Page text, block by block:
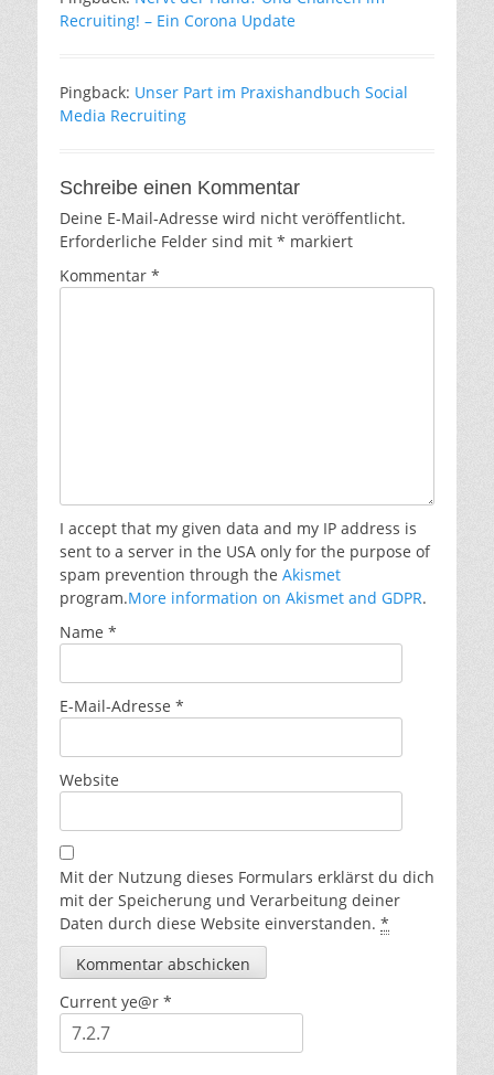
Recruiting! – Ein Corona Update
Pingback: Unser Part im Praxishandbuch Social
Media Recruiting
Schreibe einen Kommentar
Deine E-Mail-Adresse wird nicht veröffentlicht.
Erforderliche Felder sind mit * markiert
Kommentar *
I accept that my given data and my IP address is
sent to a server in the USA only for the purpose of
spam prevention through the Akismet
program.More information on Akismet and GDPR.
Name *
E-Mail-Adresse *
Website
Mit der Nutzung dieses Formulars erklärst du dich
mit der Speicherung und Verarbeitung deiner
Daten durch diese Website einverstanden. *
Current ye@r *